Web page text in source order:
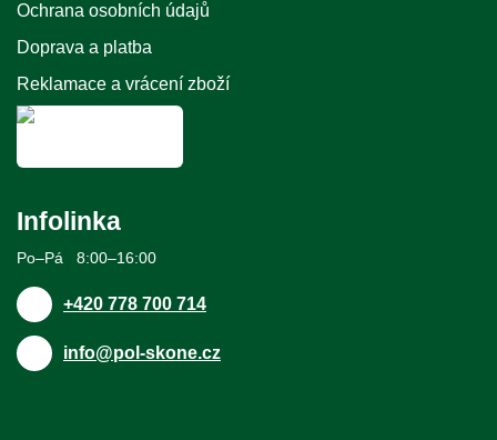
Ochrana osobních údajů
Doprava a platba
Reklamace a vrácení zboží
Infolinka
Po–Pá 8:00–16:00
+420 778 700 714
info@pol-skone.cz